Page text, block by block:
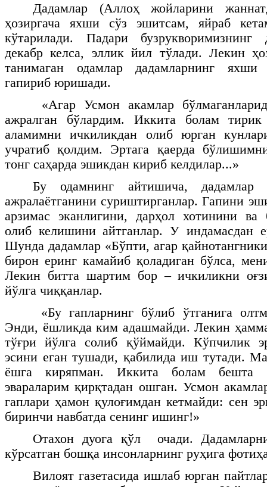
Дадамлар (Аллоҳ жойларини
ҳозиргача яхши сўз эшитсам, яйраб
кўтарилади. Падари бузрукворимизнинг
декабр келса, эллик йил тўлади. Лекин
танимаган одамлар дадамларнинг яхши
гапириб юришади.
«Агар Усмон акамлар
ажралган бўлардим. Иккита болам
аламимни ичкиликдан олиб юрган
учратиб қолдим. Эртага қаерда
тонг саҳарда эшикдан кириб келдилар...»
Бу одамнинг айтишича, дадамлар
ажралаётганини суриштирганлар. Гапини
арзимас эканлигини, дарҳол хотинини ва
олиб келишини айтганлар. У индамасдан
Шунда дадамлар «Бўпти, агар
бирон еринг камайиб қоладиган бўлса,
Лекин битта шартим бор – ичкиликни
йўлга чиққанлар.
«Бу гапларнинг бўлиб ўтганига
Энди, ёшликда ким адашмайди. Лекин
тўғри йўлга солиб қўймайди. Кўпчилик
эсини еган тушади, қабилида иш тутади.
ёшга киряпман. Иккита болам бешта
эвараларим қирқтадан ошган. Усмон
гаплари ҳамон қулоғимдан кетмайди: сен
биринчи навбатда сенинг ишинг!»
Отахон дуога қўл очади.
кўрсатган бошқа инсонларнинг руҳига
Вилоят газетасида ишлаб юрган